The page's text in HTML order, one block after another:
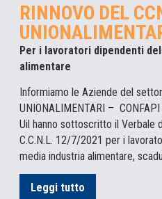
RINNOVO DEL
Per i lavoratori dipendenti
alimentare
Informiamo le Aziende del
UNIONALIMENTARI –
Uil hanno sottoscritto il Verbale
C.C.N.L. 12/7/2021 per i
media industria alimentare,
Leggi tutto